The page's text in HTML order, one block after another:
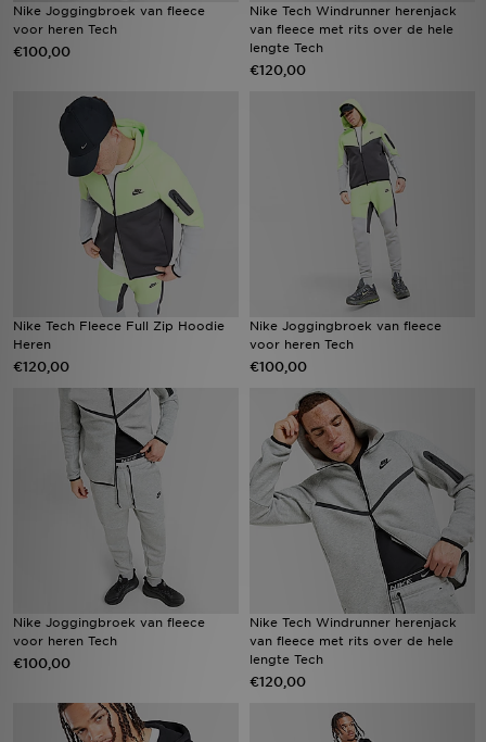
Nike Joggingbroek van fleece
voor heren Tech
€100,00
Nike Tech Windrunner herenjack
van fleece met rits over de hele
lengte Tech
€120,00
Nike Tech Fleece Full Zip Hoodie
Heren
€120,00
Nike Joggingbroek van fleece
voor heren Tech
€100,00
Nike Joggingbroek van fleece
voor heren Tech
€100,00
Nike Tech Windrunner herenjack
van fleece met rits over de hele
lengte Tech
€120,00
Klantenservice
Vacatures